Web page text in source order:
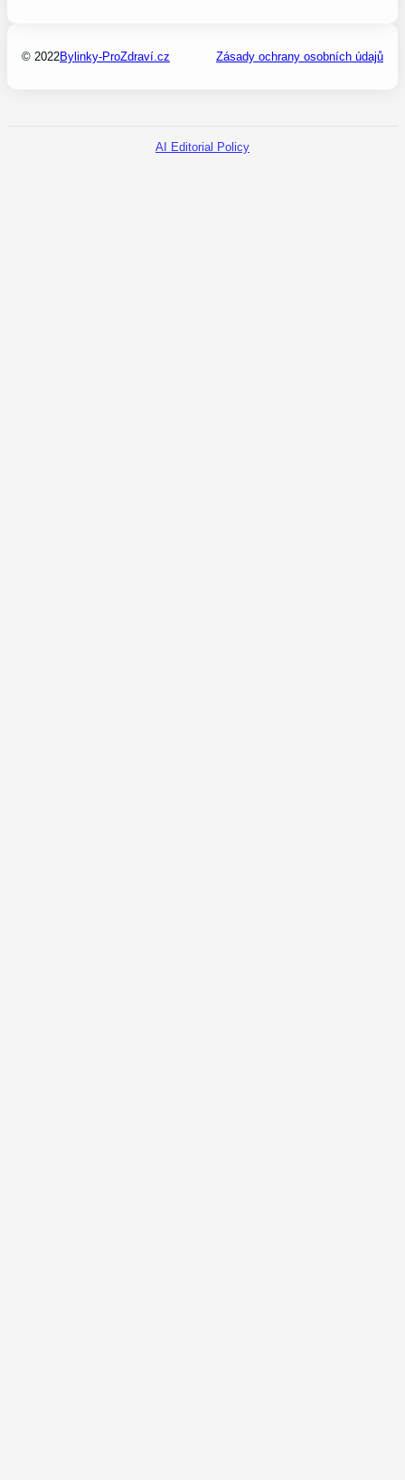
© 2022Bylinky-ProZdraví.cz Zásady ochrany osobních údajů
AI Editorial Policy